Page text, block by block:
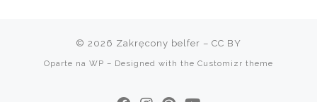
© 2026 Zakręcony belfer – CC BY
Oparte na WP – Designed with the Customizr theme